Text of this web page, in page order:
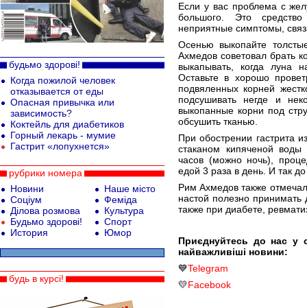
Если у вас проблема с
большого. Это
неприятные симптомы,
Осенью выкопайте
Ахмедов советовал брать
выкапывать, когда луна
Оставьте в хорошо
подвяленных корней
подсушивать негде и
выкопанные корни под
обсушить тканью.
При обострении гастрита
стаканом кипяченой
часов (можно ночь),
едой 3 раза в день. И так
Рим Ахмедов также
настой полезно принимать
также при диабете,
Приєднуйтесь до нас у
найважливіші новини:
💙Telegram
💛Facebook
будьмо здорові!
Когда пожилой человек
отказывается от еды
Опасная привычка или
зависимость?
Коктейль для диабетиков
Горный лекарь - мумие
Гастрит «лопухнется»
рубрики номера
Новини
Соціум
Ділова розмова
Будьмо здорові!
История
Наше місто
Феміда
Культура
Спорт
Юмор
будь в курсі!